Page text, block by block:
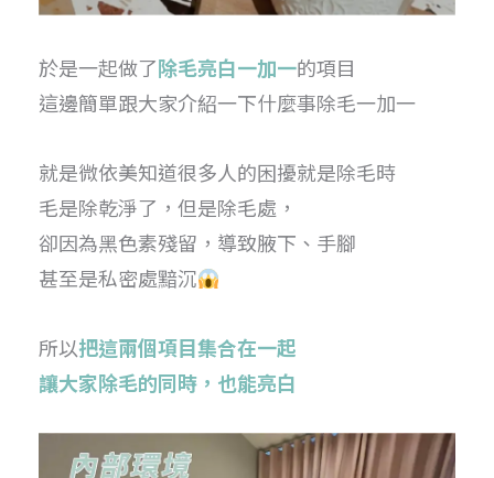
於是一起做了除毛亮白一加一的項目
這邊簡單跟大家介紹一下什麼事除毛一加一
就是微依美知道很多人的困擾就是除毛時
毛是除乾淨了，但是除毛處，
卻因為黑色素殘留，導致腋下、手腳
甚至是私密處黯沉
所以把這兩個項目集合在一起
讓大家除毛的同時，也能亮白